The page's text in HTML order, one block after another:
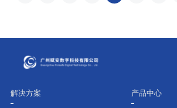
解决方案 产品中心